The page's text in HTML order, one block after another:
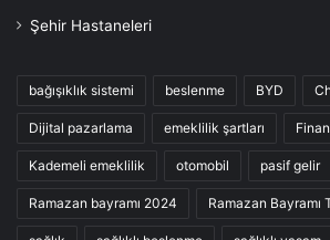
Şehir Hastaneleri
bağışıklık sistemi beslenme BYD
Dijital pazarlama emeklilik şartları
Kademeli emeklilik otomobil pasif gelir
Ramazan bayramı 2024 Ramazan Bayramı